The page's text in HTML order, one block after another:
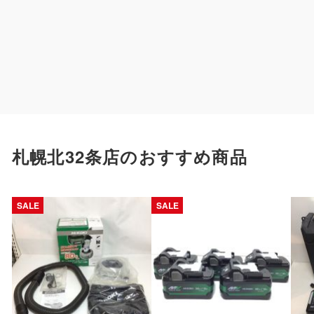
札幌北32条店のおすすめ商品
SALE SALE